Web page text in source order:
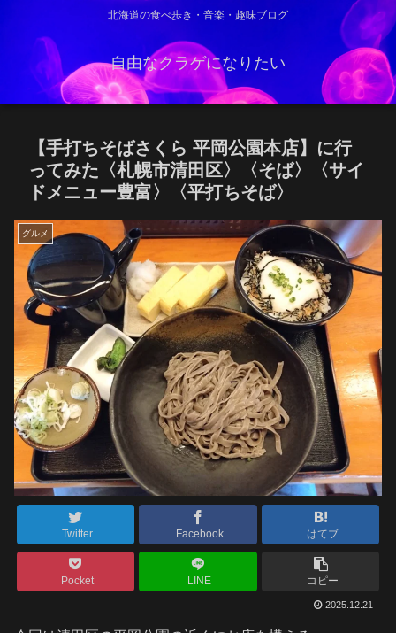
北海道の食べ歩き・音楽・趣味ブログ
自由なクラゲになりたい
【手打ちそばさくら 平岡公園本店】に行
ってみた〈札幌市清田区〉〈そば〉〈サイ
ドメニュー豊富〉〈平打ちそば〉
グルメ
Twitter Facebook はてブ
Pocket LINE コピー
2025.12.21